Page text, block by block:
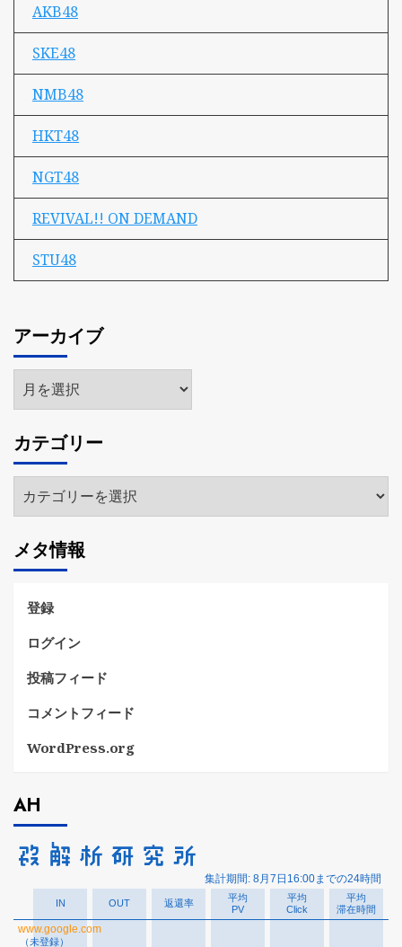
AKB48
SKE48
NMB48
HKT48
NGT48
REVIVAL!! ON DEMAND
STU48
アーカイブ
ア
ー
イ
ブ
カテゴリー
テ
リ
ー
メタ情報
登録
ログイン
投稿フィード
コメントフィード
WordPress.org
AH